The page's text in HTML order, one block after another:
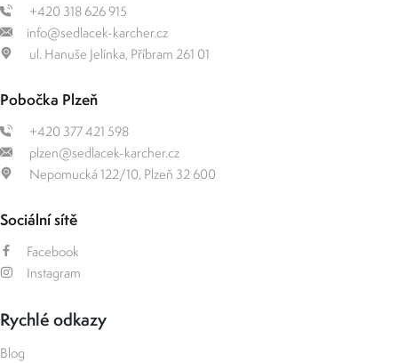
+420 318 626 915
info@sedlacek-karcher.cz
ul. Hanuše Jelínka, Příbram 261 01
Pobočka Plzeň
+420 377 421 598
plzen@sedlacek-karcher.cz
Nepomucká 122/10, Plzeň 32 600
Sociální sítě
Facebook
Instagram
Rychlé odkazy
Blog